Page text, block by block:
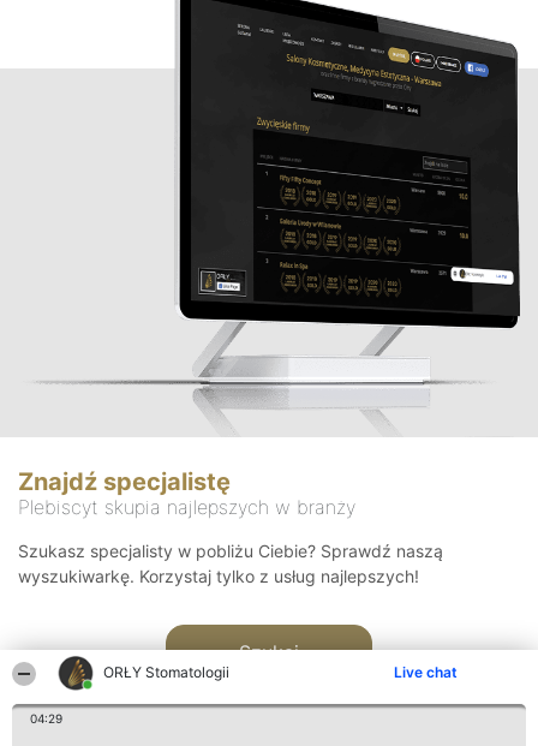
ORŁY Stomatologii Live chat
04:29
Znajdź specjalistę
Plebiscyt skupia najlepszych w branży
Szukasz specjalisty w pobliżu Ciebie? Sprawdź naszą
wyszukiwarkę. Korzystaj tylko z usług najlepszych!
Szukaj